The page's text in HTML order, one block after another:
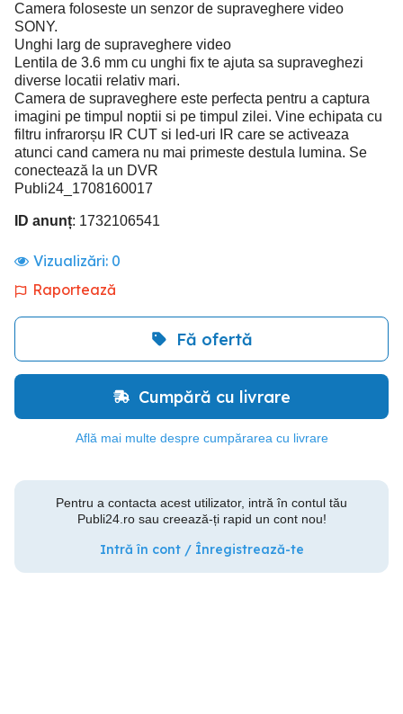
Camera foloseste un senzor de supraveghere video
SONY.
Unghi larg de supraveghere video
Lentila de 3.6 mm cu unghi fix te ajuta sa supraveghezi
diverse locatii relativ mari.
Camera de supraveghere este perfecta pentru a captura
imagini pe timpul noptii si pe timpul zilei. Vine echipata cu
filtru infrarorșu IR CUT si led-uri IR care se activeaza
atunci cand camera nu mai primeste destula lumina. Se
conectează la un DVR
Publi24_1708160017
ID anunț: 1732106541
Vizualizări: 0
Raportează
Fă ofertă
Cumpără cu livrare
Află mai multe despre cumpărarea cu livrare
Pentru a contacta acest utilizator, intră în contul tău
Publi24.ro sau creează-ți rapid un cont nou!
Intră în cont / Înregistrează-te